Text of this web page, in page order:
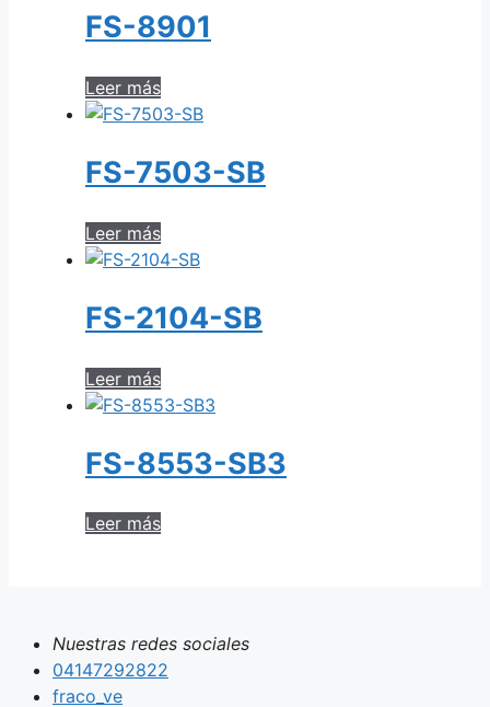
FS-8901
Leer más
FS-7503-SB
Leer más
FS-2104-SB
Leer más
FS-8553-SB3
Leer más
Nuestras redes sociales
04147292822
fraco_ve